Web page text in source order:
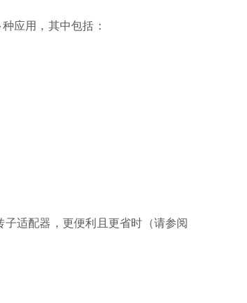
应用，其中包括：
子适配器，更便利且更省时（请参阅